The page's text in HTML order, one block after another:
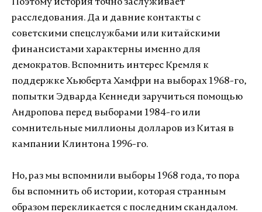
Поэтому история точно заслуживает
расследования. Да и давние контакты с
советскими спецслужбами или китайскими
финансистами характерны именно для
демократов. Вспомнить интерес Кремля к
поддержке Хьюберта Хамфри на выборах 1968-го,
попытки Эдварда Кеннеди заручиться помощью
Андропова перед выборами 1984-го или
сомнительные миллионы долларов из Китая в
кампании Клинтона 1996-го.
Но, раз мы вспомнили выборы 1968 года, то пора
бы вспомнить об истории, которая странным
образом перекликается с последним скандалом.